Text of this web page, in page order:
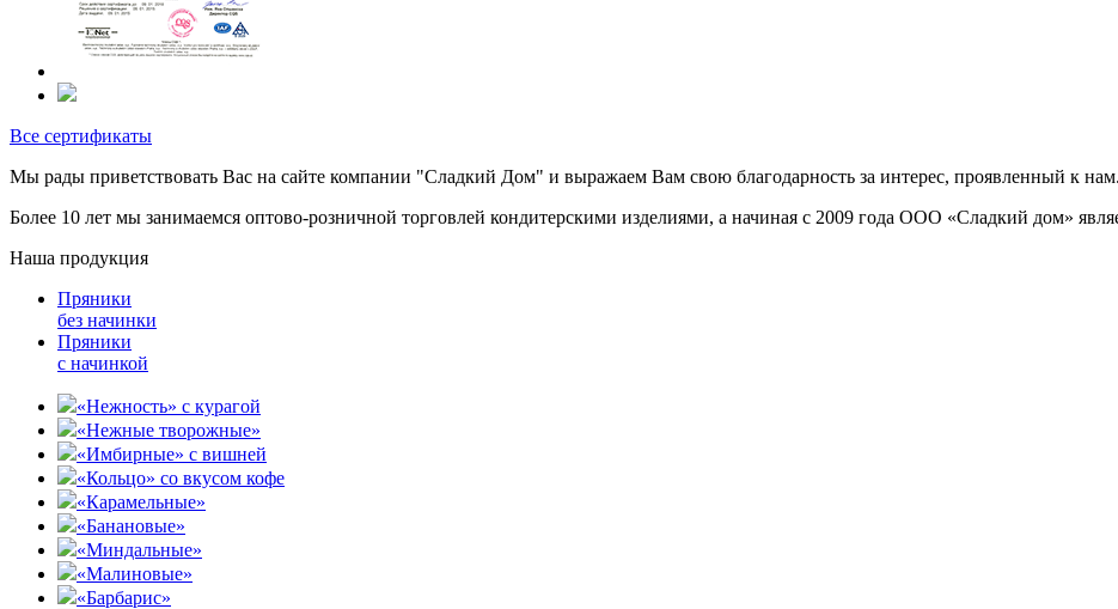
Все сертификаты
Мы рады приветствовать Вас на сайте компании "Сладкий Дом" и выражаем Вам свою благодарность за интерес, проявленный к нам.
Более 10 лет мы занимаемся оптово-розничной торговлей кондитерскими изделиями, а начиная с 2009 года ООО «Сладкий дом»
Наша продукция
Пряники
без начинки
Пряники
с начинкой
«Нежность» с курагой
«Нежные творожные»
«Имбирные» с вишней
«Кольцо» со вкусом кофе
«Карамельные»
«Банановые»
«Миндальные»
«Малиновые»
«Барбарис»